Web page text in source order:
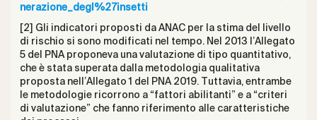
nerazione_degl%27insetti
[2] Gli indicatori proposti da ANAC per la stima del livello
di rischio si sono modificati nel tempo. Nel 2013 l’Allegato
5 del PNA proponeva una valutazione di tipo quantitativo,
che è stata superata dalla metodologia qualitativa
proposta nell’Allegato 1 del PNA 2019. Tuttavia, entrambe
le metodologie ricorrono a “fattori abilitanti” e a “criteri
di valutazione” che fanno riferimento alle caratteristiche